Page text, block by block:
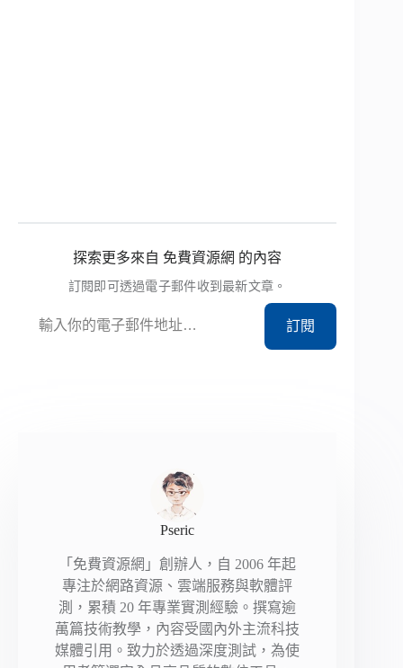
探索更多來自 免費資源網 的內容
訂閱即可透過電子郵件收到最新文章。
訂閱
Pseric
「免費資源網」創辦人，自 2006 年起
專注於網路資源、雲端服務與軟體評
測，累積 20 年專業實測經驗。撰寫逾
萬篇技術教學，內容受國內外主流科技
媒體引用。致力於透過深度測試，為使